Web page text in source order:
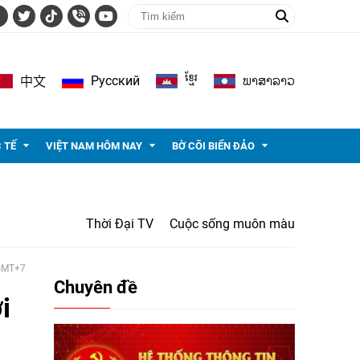
中文 Pусский ខ្មែរ ພາ​ສາ​ລາວ
TẾ VIỆT NAM HÔM NAY BỜ CÕI BIỂN ĐẢO
Thời Đại TV Cuộc sống muôn màu
Chuyên đề